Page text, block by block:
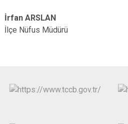
İrfan ARSLAN
İlçe Nüfus Müdürü